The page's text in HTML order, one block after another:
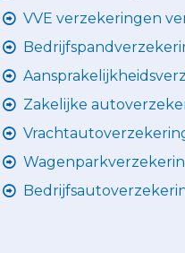
VVE verzekeringen
Zakelijke